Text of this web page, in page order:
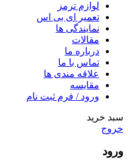
لوازم ترمز
تعمیر ای بی اس
نمایندگی ها
مقالات
درباره ما
تماس با ما
علاقه مندی ها
مقایسه
ورود / فرم ثبت نام
سبد خرید
خروج
ورود